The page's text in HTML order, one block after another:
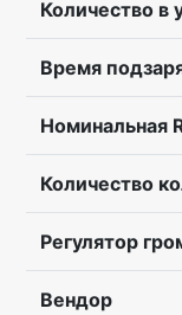
Количество в
Время
Номинальная
Количество
Регулятор
Вендор